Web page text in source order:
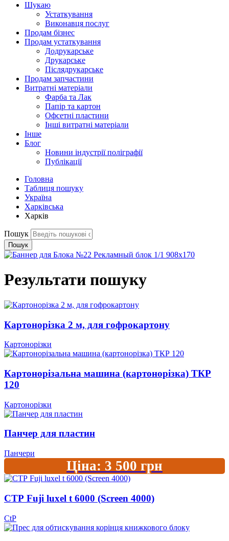
Шукаю
Устаткування
Виконавця послуг
Продам бізнес
Продам устаткування
Додрукарське
Друкарське
Післядрукарське
Продам запчастини
Витратні матеріали
Фарба та Лак
Папір та картон
Офсетні пластини
Інші витратні матеріали
Інше
Блог
Новини індустрії поліграфії
Публікації
Головна
Таблиця пошуку
Україна
Харківська
Харків
Пошук
Пошук
Результати пошуку
Картонорізка 2 м, для гофрокартону
Картонорізки
Картонорізальна машина (картонорізка) ТКР
120
Картонорізки
Панчер для пластин
Панчери
Ціна: 3 500 грн
СТР Fuji luxel t 6000 (Screen 4000)
CtP